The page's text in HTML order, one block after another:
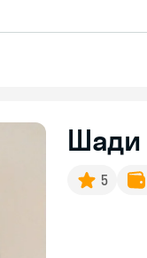
Шади
5